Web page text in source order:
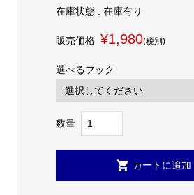
在庫状態 : 在庫有り
販売価格 ¥1,980(税別)
選べるフック
数量